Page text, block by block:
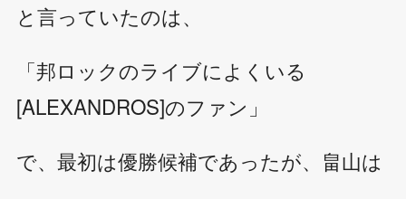
と言っていたのは、
「邦ロックのライブによくいる
[ALEXANDROS]のファン」
で、最初は優勝候補であったが、畠山は